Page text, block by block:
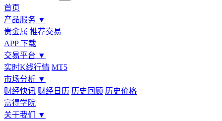
首页
产品服务 ▼
贵金属 推荐交易
APP 下载
交易平台 ▼
实时K线行情 MT5
市场分析 ▼
财经快讯 财经日历 历史回顾 历史价格
富得学院
关于我们
▼